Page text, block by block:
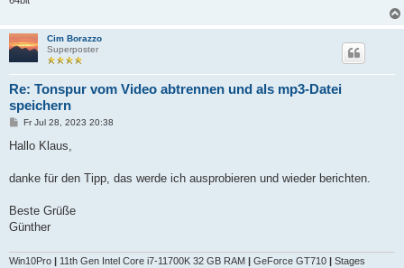
Cim Borazzo
Superposter
Re: Tonspur vom Video abtrennen und als mp3-Datei
speichern
B
i
a
Fr Jul 28, 2023 20:38
Hallo Klaus,
danke für den Tipp, das werde ich ausprobieren und wieder berichten.
Beste Grüße
Günther
Win10Pro | 11th Gen Intel Core i7-11700K 32 GB RAM | GeForce GT710 | Stages